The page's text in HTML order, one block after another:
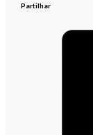
Partilhar